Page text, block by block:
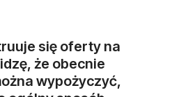
się oferty na
że obecnie
wypożyczyć,